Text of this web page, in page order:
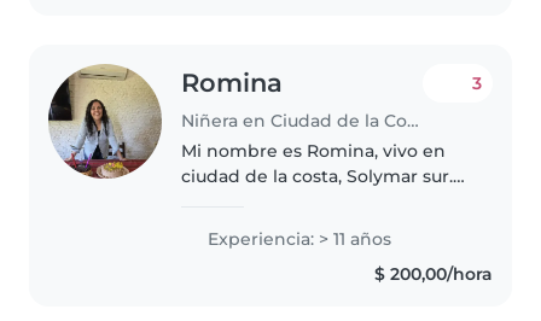
Romina
Niñera en Ciudad de la Costa
3
Mi nombre es Romina, vivo en
ciudad de la costa, Solymar sur.
no tengo hijos. Mi primer trabajo
como niñera fue a los 16 años.
Trabaje con un bebé desde..
Experiencia: > 11 años
$ 200,00/hora